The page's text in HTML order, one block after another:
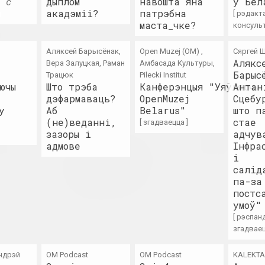
// Art of
замежнае падзея
Belarus. Protest.
Art.
2020. групавы праект, замежнае падзея
Belarus.
of Resistance
2020. віртуальная
Колеры падобныя на
Плошча Перамен
акадэміі?
патрэбна
маста_чке?
[
Аляксей Барысёнак,
Вера Залуцкая, Раман
Трацюк
Што трэба
дэфармаваць?
Аб
(не)веданні,
зазоры і
адмове
Open Muzej (OM) ,
Амбасада Культуры,
Pilecki Institut
Канферэнцыя "Уяўляючы
OpenMuzej
Belarus"
[ згадваецца ]
Сяргей
што
стае
і
па-за
умоў"
[
OM Podcast OM Podcast